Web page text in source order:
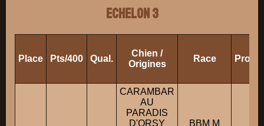
ECHELON 3
Place Pts/400 Qual.
Chien /
Origines
Race
CARAMBAR
AU
PARADIS
D'ORSY
BBM M